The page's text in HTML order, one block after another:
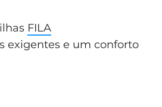
FILA
exigentes e um conforto